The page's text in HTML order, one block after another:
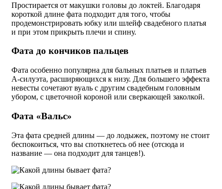
Простирается от макушки головы до локтей. Благодаря
короткой длине фата подходит для того, чтобы
продемонстрировать юбку или шлейф свадебного платья
и при этом прикрыть плечи и спину.
Фата до кончиков пальцев
Фата особенно популярна для бальных платьев и платьев
А-силуэта, расширяющихся к низу. Для большего эффекта
невесты сочетают вуаль с другим свадебным головным
убором, с цветочной короной или сверкающей заколкой.
Фата «Вальс»
Эта фата средней длины — до лодыжек, поэтому не стоит
беспокоиться, что вы споткнетесь об нее (отсюда и
название — она подходит для танцев!).